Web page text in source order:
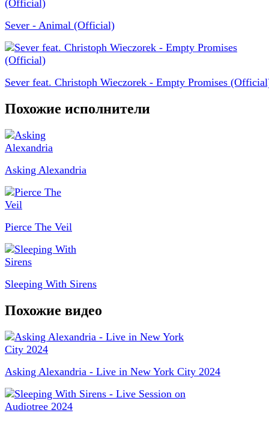
Sever - Animal (Official)
Sever feat. Christoph Wieczorek - Empty Promises
Похожие исполнители
Asking Alexandria
Pierce The Veil
Sleeping With Sirens
Похожие видео
Asking Alexandria - Live in New York City 2024